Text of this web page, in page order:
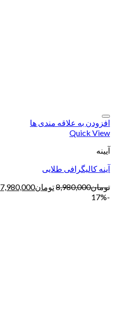
افزودن به علاقه مندی ها
Quick View
آیینه
آینه کالیگرافی طلایی
تومان8,980,000تومان7,980,000
-17%